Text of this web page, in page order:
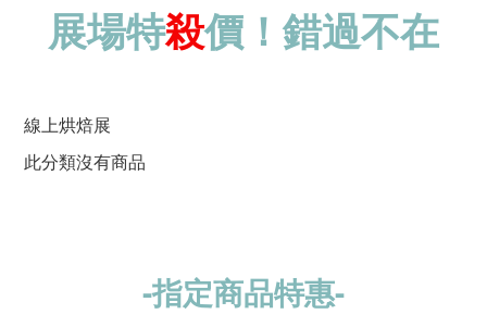
展場特殺價！錯過不在
線上烘焙展
此分類沒有商品
-指定商品特惠-